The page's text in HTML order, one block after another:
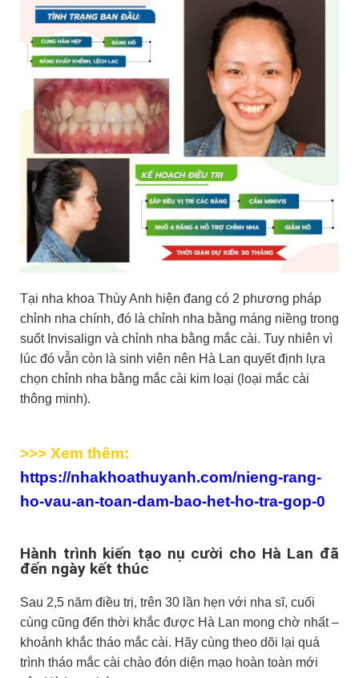
Tại nha khoa Thùy Anh hiện đang có 2 phương pháp
chỉnh nha chính, đó là chỉnh nha bằng máng niềng trong
suốt Invisalign và chỉnh nha bằng mắc cài. Tuy nhiên vì
lúc đó vẫn còn là sinh viên nên Hà Lan quyết định lựa
chọn chỉnh nha bằng mắc cài kim loại (loại mắc cài
thông minh).
>>> Xem thêm:
https://nhakhoathuyanh.com/nieng-rang-
ho-vau-an-toan-dam-bao-het-ho-tra-gop-0
Hành trình kiến tạo nụ cười cho Hà Lan đã
đến ngày kết thúc
Sau 2,5 năm điều trị, trên 30 lần hẹn với nha sĩ, cuối
cùng cũng đến thời khắc được Hà Lan mong chờ nhất –
khoảnh khắc tháo mắc cài. Hãy cùng theo dõi lại quá
trình tháo mắc cài chào đón diện mạo hoàn toàn mới